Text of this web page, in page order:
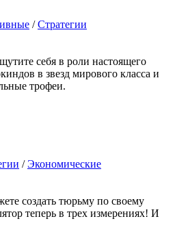
/Стратегии
себя в роли настоящего
в звезд мирового класса и
трофеи.
/Экономические
создать тюрьму по своему
теперь в трех измерениях! И